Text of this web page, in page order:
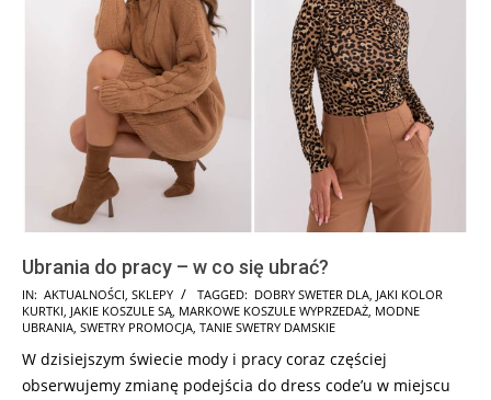
Ubrania do pracy – w co się ubrać?
2025-
04-
IN: AKTUALNOŚCI, SKLEPY TAGGED: DOBRY SWETER DLA, JAKI KOLOR
KURTKI, JAKIE KOSZULE SĄ, MARKOWE KOSZULE WYPRZEDAŻ, MODNE
UBRANIA, SWETRY PROMOCJA, TANIE SWETRY DAMSKIE
W dzisiejszym świecie mody i pracy coraz częściej
obserwujemy zmianę podejścia do dress code’u w miejscu